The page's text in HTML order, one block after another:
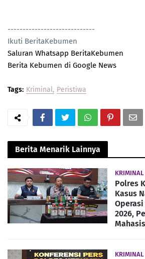
-----------------------------
Ikuti BeritaKebumen
Saluran Whatsapp BeritaKebumen
Berita Kebumen di Google News
Tags: Kriminal Peristiwa
Berita Menarik Lainnya
KRIMINAL
Polres
Kasus
2026,
KRIMINAL